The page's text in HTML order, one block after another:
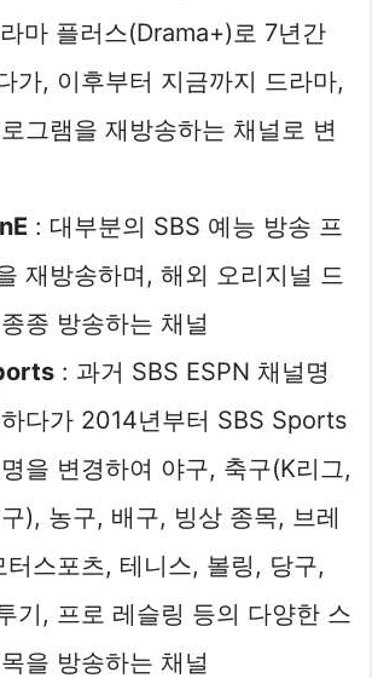
마 플러스(Drama+)로 7년간
가, 이후부터 지금까지 드라마,
그램을 재방송하는 채널로 변
: 대부분의 SBS 예능 방송 프
재방송하며, 해외 오리지널 드
종 방송하는 채널
: 과거 SBS ESPN 채널명
다가 2014년부터 SBS Sports
을 변경하여 야구, 축구(K리그,
), 농구, 배구, 빙상 종목, 브레
터스포츠, 테니스, 볼링, 당구,
기, 프로 레슬링 등의 다양한 스
을 방송하는 채널